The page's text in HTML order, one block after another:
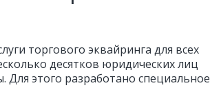
торгового эквайринга для всех
десятков юридических лиц
этого разработано специальное